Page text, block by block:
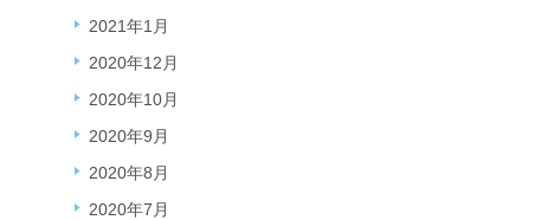
2021年1月
2020年12月
2020年10月
2020年9月
2020年8月
2020年7月